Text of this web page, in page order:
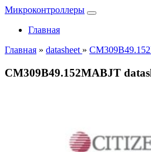
Микроконтроллеры
Главная
Главная » datasheet »
CM309B49.152MABJT